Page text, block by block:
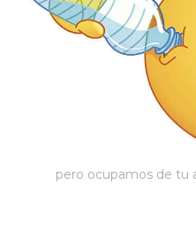
pero ocupamos de tu